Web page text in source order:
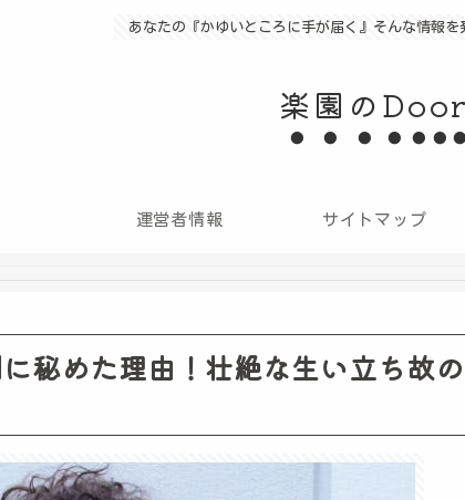
あなたの『かゆいところに手が届く』そんな情報を
楽園のDoor
運営者情報 サイトマップ
秘めた理由！壮絶な生い立ち故